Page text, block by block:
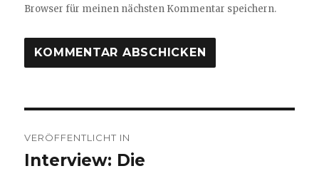
Browser für meinen nächsten Kommentar speichern.
VERÖFFENTLICHT IN
Interview: Die